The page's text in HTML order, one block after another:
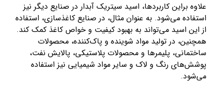
علاوه براین کاربردها، اسید سیتریک آبدار در صنایع دیگر نیز
استفاده می‌شود. به عنوان مثال، در صنایع کاغذسازی، استفاده
از این اسید می‌تواند به بهبود کیفیت و خواص کاغذ کمک کند.
همچنین، در تولید مواد شوینده و پاک‌کننده، محصولات
ساختمانی، پلیمرها و محصولات پلاستیکی، پالایش نفت،
پوشش‌های رنگ و لاک و سایر مواد شیمیایی نیز استفاده
می‌شود.